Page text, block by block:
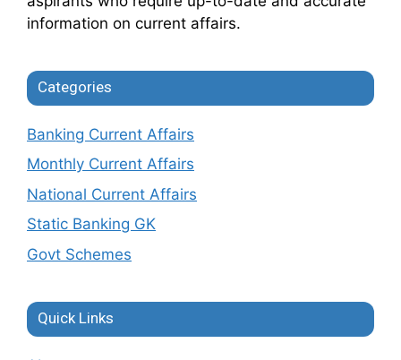
information on current affairs.
Categories
Banking Current Affairs
Monthly Current Affairs
National Current Affairs
Static Banking GK
Govt Schemes
Quick Links